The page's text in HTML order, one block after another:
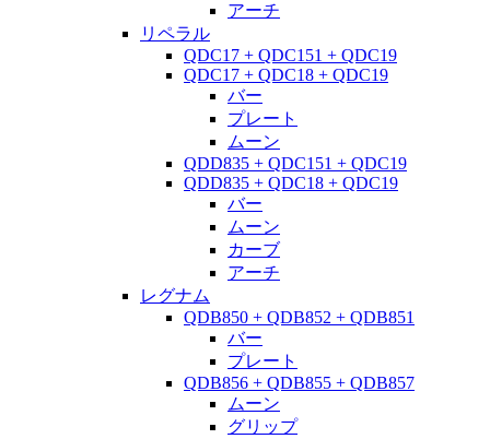
アーチ
リペラル
QDC17 + QDC151 + QDC19
QDC17 + QDC18 + QDC19
バー
プレート
ムーン
QDD835 + QDC151 + QDC19
QDD835 + QDC18 + QDC19
バー
ムーン
カーブ
アーチ
レグナム
QDB850 + QDB852 + QDB851
バー
プレート
QDB856 + QDB855 + QDB857
ムーン
グリップ